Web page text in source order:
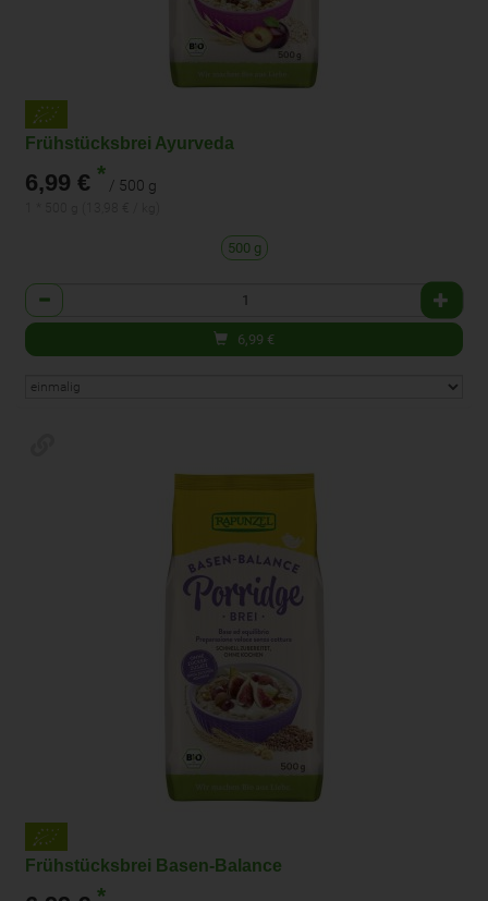
Frühstücksbrei Ayurveda
6,99 € * / 500 g
500 g
Anzahl
6,99 €
Frühstücksbrei Basen-Balance